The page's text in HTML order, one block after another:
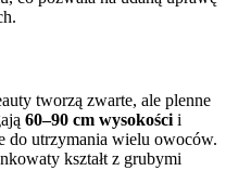
tworzą zwarte, ale plenne
60–90 cm wysokości i
do utrzymania wielu owoców.
kształt z grubymi